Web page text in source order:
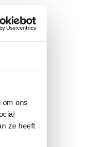
om ons
ze heeft